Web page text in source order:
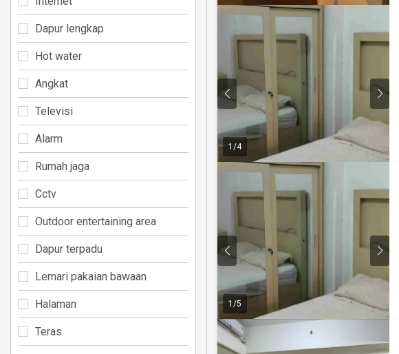
1 /4
1 /5
Dapur lengkap
Hot water
Angkat
Televisi
Alarm
Rumah jaga
Cctv
Outdoor entertaining area
Dapur terpadu
Lemari pakaian bawaan
Halaman
Teras